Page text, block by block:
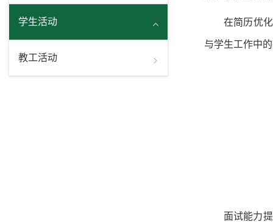
学生活动
教工活动
在简历优
与学生工作中
面试能力